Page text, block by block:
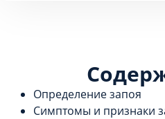
Определение запоя
Симптомы и признаки